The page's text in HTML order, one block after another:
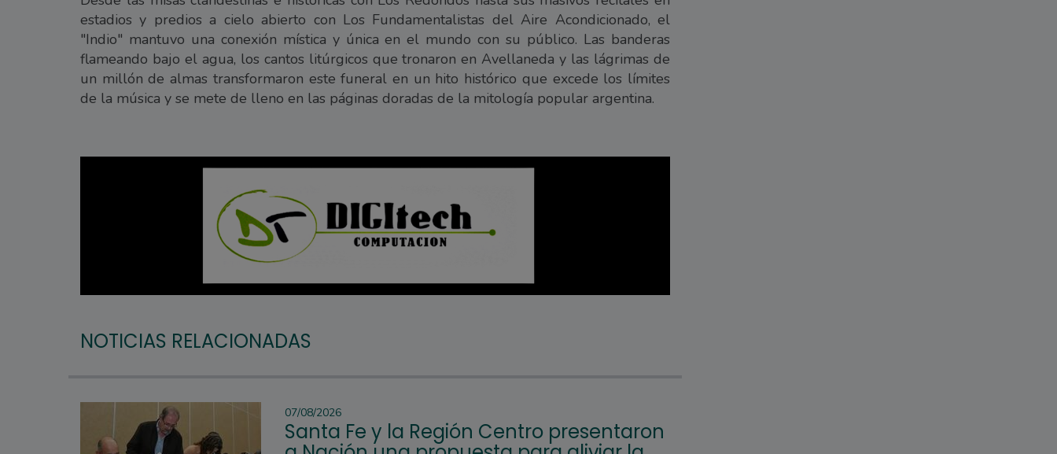
estadios y predios a cielo abierto con Los Fundamentalistas del Aire Acondicionado, el
"Indio" mantuvo una conexión mística y única en el mundo con su público. Las banderas
flameando bajo el agua, los cantos litúrgicos que tronaron en Avellaneda y las lágrimas de
un millón de almas transformaron este funeral en un hito histórico que excede los límites
de la música y se mete de lleno en las páginas doradas de la mitología popular argentina.
NOTICIAS RELACIONADAS
07/08/2026
Santa Fe y la Región Centro presentaron